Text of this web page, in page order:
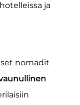
ja
nomadit